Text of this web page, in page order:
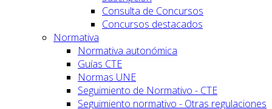
Consulta de Concursos
Concursos destacados
Normativa
Normativa autonómica
Guías CTE
Normas UNE
Seguimiento de Normativo - CTE
Seguimiento normativo - Otras regulaciones